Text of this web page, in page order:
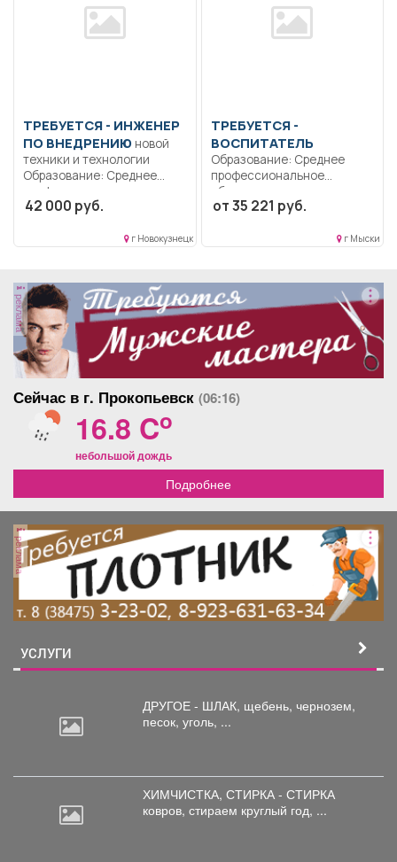
ТРЕБУЕТСЯ - ИНЖЕНЕР
ПО ВНЕДРЕНИЮ новой
техники и технологии
Образование: Среднее
профессиональное
образование.. Организует
42 000 руб.
г Новокузнецк
ТРЕБУЕТСЯ -
ВОСПИТАТЕЛЬ
Образование: Среднее
профессиональное
образование..
Осуществлять
от 35 221 руб.
г Мыски
реклама
Сейчас в г. Прокопьевск (06:16)
16.8 Co
небольшой дождь
Подробнее
реклама
УСЛУГИ
ДРУГОЕ - ШЛАК, щебень, чернозем,
песок, уголь, ...
ХИМЧИСТКА, СТИРКА - СТИРКА
ковров, стираем круглый год, ...